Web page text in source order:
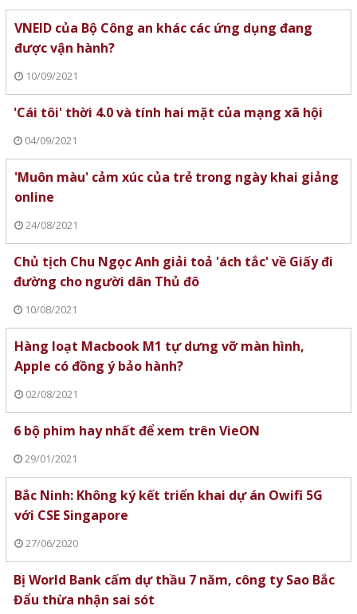
VNEID của Bộ Công an khác các ứng dụng đang
được vận hành?
10/09/2021
'Cái tôi' thời 4.0 và tính hai mặt của mạng xã hội
04/09/2021
'Muôn màu' cảm xúc của trẻ trong ngày khai giảng
online
24/08/2021
Chủ tịch Chu Ngọc Anh giải toả 'ách tắc' về Giấy đi
đường cho người dân Thủ đô
10/08/2021
Hàng loạt Macbook M1 tự dưng vỡ màn hình,
Apple có đồng ý bảo hành?
02/08/2021
6 bộ phim hay nhất để xem trên VieON
29/01/2021
Bắc Ninh: Không ký kết triển khai dự án Owifi 5G
với CSE Singapore
27/06/2020
Bị World Bank cấm dự thầu 7 năm, công ty Sao Bắc
Đẩu thừa nhận sai sót